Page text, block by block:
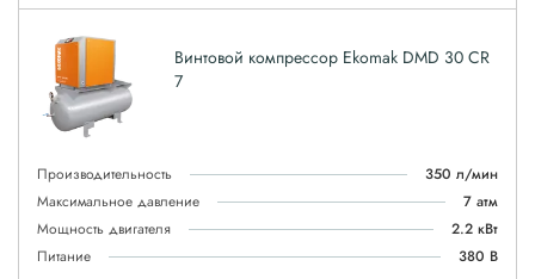
Винтовой компрессор Ekomak DMD 30 CR
7
Производительность
350 л/мин
Максимальное давление
7 атм
Мощность двигателя
2.2 кВт
Питание
380 В